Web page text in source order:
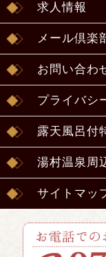
求人情報
メール倶楽
お問い合わ
プライバシ
露天風呂付
湯村温泉周
サイトマッ